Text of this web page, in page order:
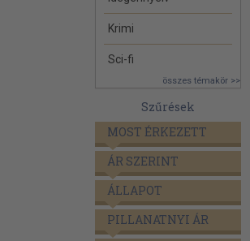
Krimi
Sci-fi
összes témakör >>
Szűrések
MOST ÉRKEZETT
ÁR SZERINT
ÁLLAPOT
PILLANATNYI ÁR